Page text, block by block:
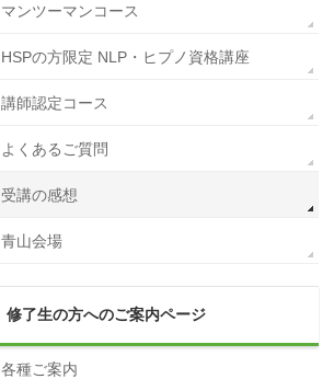
マンツーマンコース
HSPの方限定 NLP・ヒプノ資格講座
講師認定コース
よくあるご質問
受講の感想
青山会場
修了生の方へのご案内ページ
各種ご案内